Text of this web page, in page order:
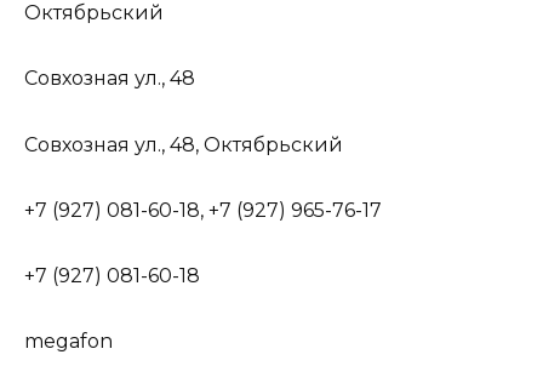
Октябрьский
Совхозная ул., 48
Совхозная ул., 48, Октябрьский
+7 (927) 081-60-18, +7 (927) 965-76-17
+7 (927) 081-60-18
megafon